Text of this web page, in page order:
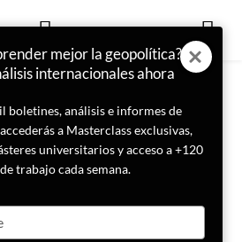
por la
las células
en el Sahel
mejor la geopolítica?
internacionales ahora
boletines, análisis e informes de
a Masterclass exclusivas,
universitarios y acceso a +120
trabajo cada semana.